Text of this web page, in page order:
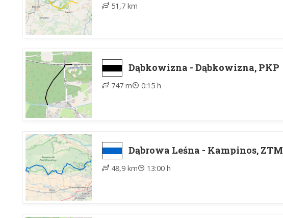
51,7 km
Dąbkowizna - Dąbkowizna, PKP
747 m 0:15 h
Dąbrowa Leśna - Kampinos, ZTM
48,9 km 13:00 h